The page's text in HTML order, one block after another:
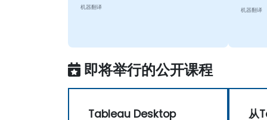
机器翻译 机器翻译
即将举行的公开课程
Tableau Desktop
从